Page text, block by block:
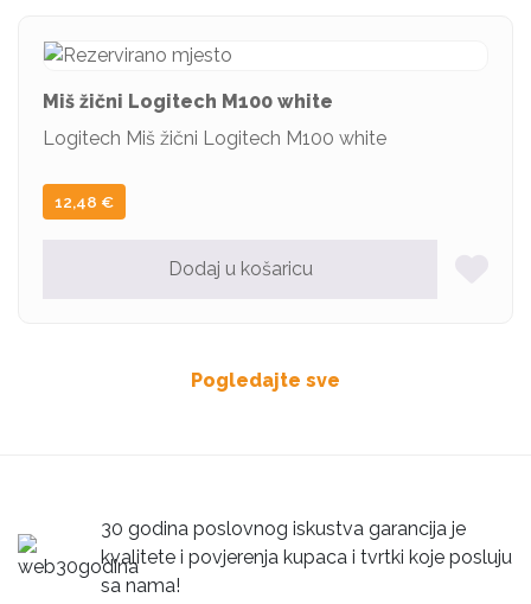
Miš žični Logitech M100 white
Logitech Miš žični Logitech M100 white
12,48 €
Dodaj u košaricu
Pogledajte sve
30 godina poslovnog iskustva garancija je
kvalitete i povjerenja kupaca i tvrtki koje posluju
sa nama!